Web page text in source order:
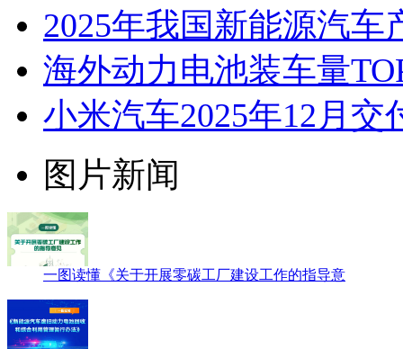
2025年我国新能源汽车
海外动力电池装车量
小米汽车2025年12月交
图片新闻
一图读懂《关于开展零碳工厂建设工作的指导意